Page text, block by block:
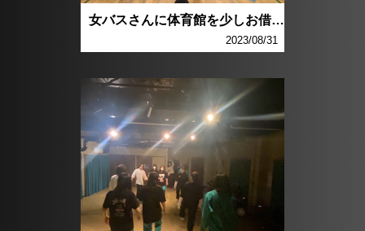
女バスさんに体育館を少しお借りして
2023/08/31